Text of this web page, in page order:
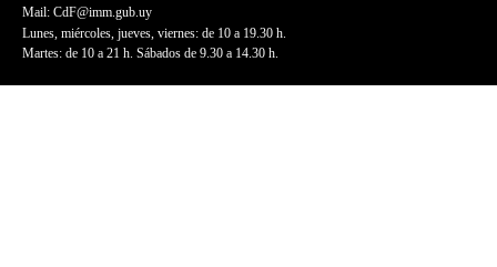
Mail: CdF@imm.gub.uy
Lunes, miércoles, jueves, viernes: de 10 a 19.30 h.
Martes: de 10 a 21 h. Sábados de 9.30 a 14.30 h.